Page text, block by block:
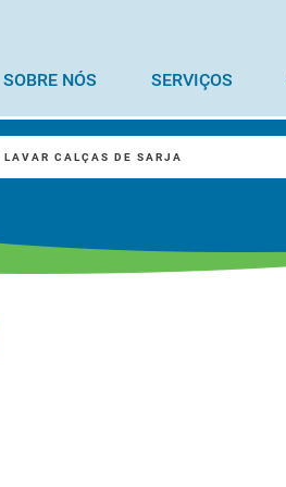
SOBRE NÓS SERVIÇOS
LAVAR CALÇAS DE SARJA